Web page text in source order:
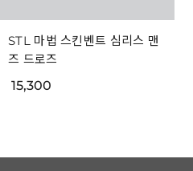
STL 마법 스킨벤트 심리스 맨
즈 드로즈
15,300